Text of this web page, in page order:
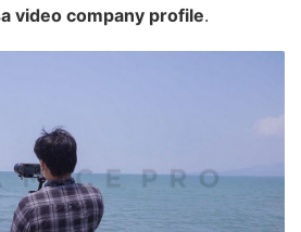
video company profile.